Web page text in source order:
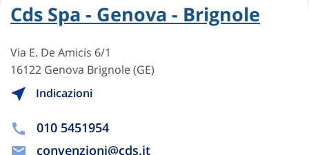
Cds Spa - Genova - Brignole
Via E. De Amicis 6/1
16122 Genova Brignole (GE)
Indicazioni
010 5451954
convenzioni@cds.it